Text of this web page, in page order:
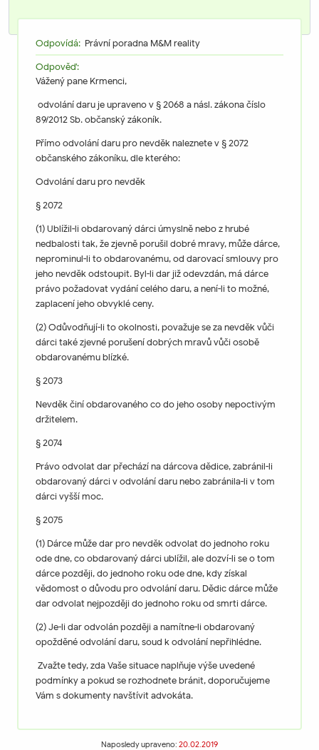
Odpovídá: Právní poradna M&M reality
Odpověď:
Vážený pane Krmenci,
odvolání daru je upraveno v § 2068 a násl. zákona číslo
89/2012 Sb. občanský zákoník.
Přímo odvolání daru pro nevděk naleznete v § 2072
občanského zákoníku, dle kterého:
Odvolání daru pro nevděk
§ 2072
(1) Ublížil-li obdarovaný dárci úmyslně nebo z hrubé
nedbalosti tak, že zjevně porušil dobré mravy, může dárce,
neprominul-li to obdarovanému, od darovací smlouvy pro
jeho nevděk odstoupit. Byl-li dar již odevzdán, má dárce
právo požadovat vydání celého daru, a není-li to možné,
zaplacení jeho obvyklé ceny.
(2) Odůvodňují-li to okolnosti, považuje se za nevděk vůči
dárci také zjevné porušení dobrých mravů vůči osobě
obdarovanému blízké.
§ 2073
Nevděk činí obdarovaného co do jeho osoby nepoctivým
držitelem.
§ 2074
Právo odvolat dar přechází na dárcova dědice, zabránil-li
obdarovaný dárci v odvolání daru nebo zabránila-li v tom
dárci vyšší moc.
§ 2075
(1) Dárce může dar pro nevděk odvolat do jednoho roku
ode dne, co obdarovaný dárci ublížil, ale dozví-li se o tom
dárce později, do jednoho roku ode dne, kdy získal
vědomost o důvodu pro odvolání daru. Dědic dárce může
dar odvolat nejpozději do jednoho roku od smrti dárce.
(2) Je-li dar odvolán později a namítne-li obdarovaný
opožděné odvolání daru, soud k odvolání nepřihlédne.
Zvažte tedy, zda Vaše situace naplňuje výše uvedené
podmínky a pokud se rozhodnete bránit, doporučujeme
Vám s dokumenty navštívit advokáta.
Naposledy upraveno: 20.02.2019